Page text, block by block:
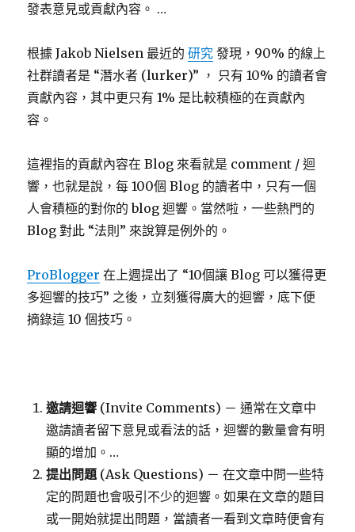
發表意見或貢獻內容。 …
根據 Jakob Nielsen 最近的研究 發現，90% 的線上
社群讀者是 “潛水者 (lurker)” ， 只有 10% 的讀者會
貢獻內容，其中更只有 1% 是比較積極的在貢獻內
容。
這裡指的貢獻內容在 Blog 來看就是 comment / 迴
響，也就是說，每 100個 Blog 的讀者中，只有一個
人會積極的對你的 blog 迴響。當然啦，一些熱門的
Blog 對此 “法則” 來說算是例外的。
ProBlogger 在上週提出了 “10個讓 Blog 可以獲得更
多迴響的技巧” 之後，立刻獲得廣大的迴響，底下便
摘錄這 10 個技巧。
邀請迴響 (Invite Comments) － 通常在文章中
邀請讀者留下意見或看法的話，迴響的數量會有明
顯的增加。…
提出問題(Ask Questions) － 在文章中問一些特
定的問題也會吸引不少的迴響。如果在文章的題目
或一開始就提出問題，當讀者一看到文章時便會有